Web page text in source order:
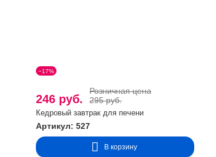
−17%
246 руб.
Розничная цена
295 руб.
Кедровый завтрак для печени
Артикул: 527
В корзину